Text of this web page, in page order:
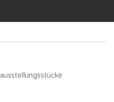
ausstellungsstücke